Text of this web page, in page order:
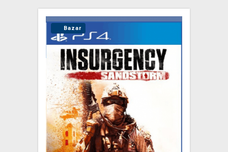
KONTAKT
DOPRAVA
XZONE KLUB
TCG & BOARDGAME HUB
Bazar